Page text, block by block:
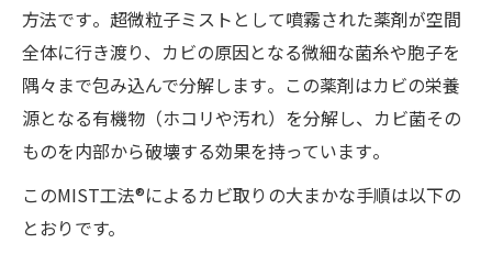
方法です​。超微粒子ミストとして噴霧された薬剤が空間
全体に行き渡り、カビの原因となる微細な菌糸や胞子を
隅々まで包み込んで分解します​。この薬剤はカビの栄養
源となる有機物（ホコリや汚れ）を分解し、カビ菌その
ものを内部から破壊する効果を持っています​。
このMIST工法®によるカビ取りの大まかな手順は以下の
とおりです。